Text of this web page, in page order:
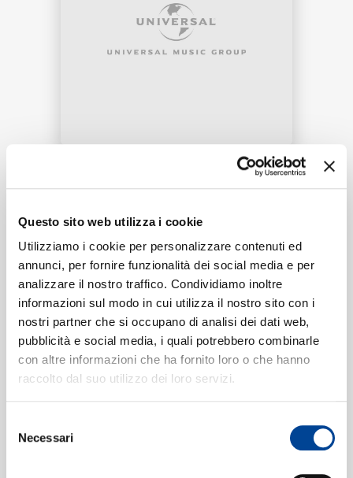
Questo sito web utilizza i cookie
Utilizziamo i cookie per personalizzare contenuti ed
annunci, per fornire funzionalità dei social media e per
analizzare il nostro traffico. Condividiamo inoltre
informazioni sul modo in cui utilizza il nostro sito con i
nostri partner che si occupano di analisi dei dati web,
pubblicità e social media, i quali potrebbero combinarle
con altre informazioni che ha fornito loro o che hanno
raccolto dal suo utilizzo dei loro servizi.
delNecessari
No Time To Die
04:02
Billie Eilish
Formati disponibili:
Data di pubblicazione:
UPC:00602508807220
TOUR
NEWS
RICERCA
CHI SIAMO
CONTATTI
NEWSLETTER